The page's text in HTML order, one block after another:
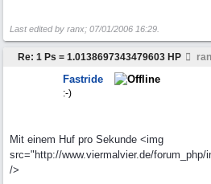
Last edited by ranx; 07/01/2006 16:29
Re: 1 Ps = 1.0138697343479603 HP
Fastride
:-)
Mit einem Huf pro Sekunde <img
src="http://www.viermalvier.de/
/>